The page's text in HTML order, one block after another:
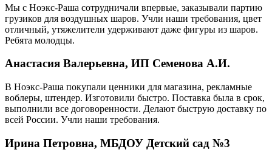
Мы с Ноэкс-Раша сотрудничали впервые, заказывали партию
грузиков для воздушных шаров. Учли наши требования, цвет
отличный, утяжелители удерживают даже фигуры из шаров.
Ребята молодцы.
Анастасия Валерьевна, ИП Семенова А.И.
В Ноэкс-Раша покупали ценники для магазина, рекламные
воблеры, штендер. Изготовили быстро. Поставка была в срок,
выполнили все договоренности. Делают быструю доставку по
всей России. Учли наши требования.
Ирина Петровна, МБДОУ Детский сад №3